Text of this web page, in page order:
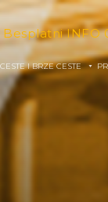
Besplatni INFO
I BRZE CESTE